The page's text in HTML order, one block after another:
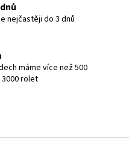
nejčastěji do 3 dnů
máme více než 500
rolet